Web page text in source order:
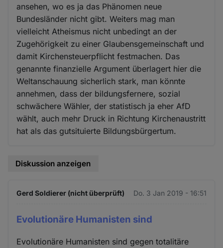
ansehen, wo es ja das Phänomen neue
Bundesländer nicht gibt. Weiters mag man
vielleicht Atheismus nicht unbedingt an der
Zugehörigkeit zu einer Glaubensgemeinschaft und
damit Kirchensteuerpflicht festmachen. Das
genannte finanzielle Argument überlagert hier die
Weltanschauung sicherlich stark, man könnte
annehmen, dass der bildungsfernere, sozial
schwächere Wähler, der statistisch ja eher AfD
wählt, auch mehr Druck in Richtung Kirchenaustritt
hat als das gutsituierte Bildungsbürgertum.
Diskussion anzeigen
Gerd Soldierer (nicht überprüft) Do. 3 Jan 2019 - 16:51
Evolutionäre Humanisten sind
Evolutionäre Humanisten sind gegen totalitäre